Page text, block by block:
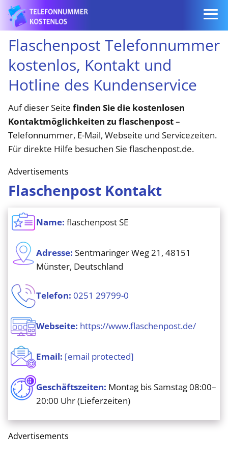
Flaschenpost Telefonnummer
kostenlos, Kontakt und
Hotline des Kundenservice
Auf dieser Seite finden Sie die kostenlosen
Kontaktmöglichkeiten zu flaschenpost–
Telefonnummer, E-Mail, Webseite und Servicezeiten.
Für direkte Hilfe besuchen Sie flaschenpost.de.
Advertisements
Flaschenpost Kontakt
Name: flaschenpost SE
Adresse: Sentmaringer Weg 21, 48151
Münster, Deutschland
Telefon: 0251 29799-0
Webseite: https://www.flaschenpost.de/
Email: [email protected]
Geschäftszeiten: Montag bis Samstag 08:00–
20:00 Uhr (Lieferzeiten)
Advertisements